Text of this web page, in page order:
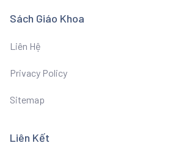
Sách Giáo Khoa
Liên Hệ
Privacy Policy
Sitemap
Liên Kết